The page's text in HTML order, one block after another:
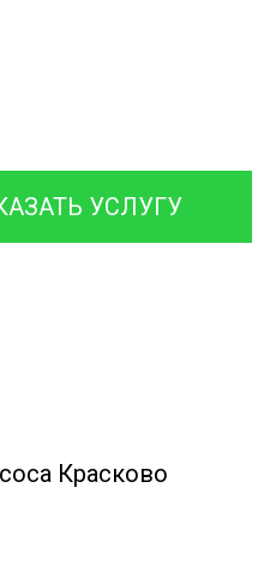
УСЛУГУ
Красково